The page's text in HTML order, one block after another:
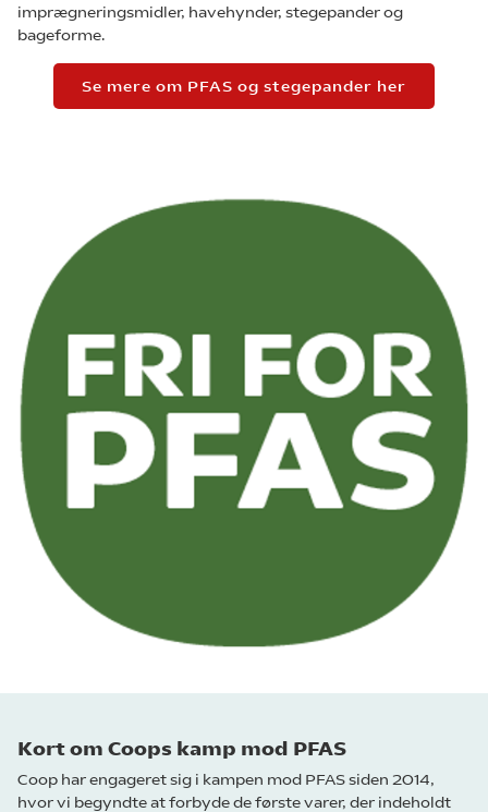
imprægneringsmidler, havehynder, stegepander og
bageforme.
Se mere om PFAS og stegepander her
Kort om Coops kamp mod PFAS
Coop har engageret sig i kampen mod PFAS siden 2014,
hvor vi begyndte at forbyde de første varer, der indeholdt